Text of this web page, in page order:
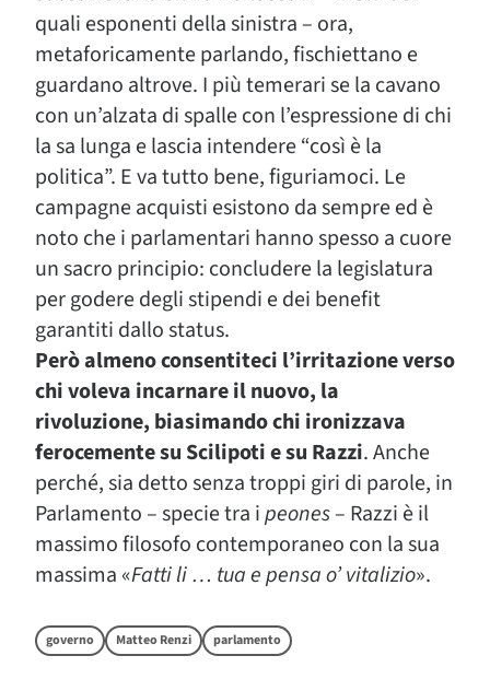
quali esponenti della sinistra – ora,
metaforicamente parlando, fischiettano e
guardano altrove. I più temerari se la cavano
con un’alzata di spalle con l’espressione di chi
la sa lunga e lascia intendere “così è la
politica”. E va tutto bene, figuriamoci. Le
campagne acquisti esistono da sempre ed è
noto che i parlamentari hanno spesso a cuore
un sacro principio: concludere la legislatura
per godere degli stipendi e dei benefit
garantiti dallo status.
Però almeno consentiteci l’irritazione verso
chi voleva incarnare il nuovo, la
rivoluzione, biasimando chi ironizzava
ferocemente su Scilipoti e su Razzi. Anche
perché, sia detto senza troppi giri di parole, in
Parlamento – specie tra ipeones– Razzi è il
massimo filosofo contemporaneo con la sua
massima «Fatti li … tua e pensa o’ vitalizio».
governo Matteo Renzi parlamento